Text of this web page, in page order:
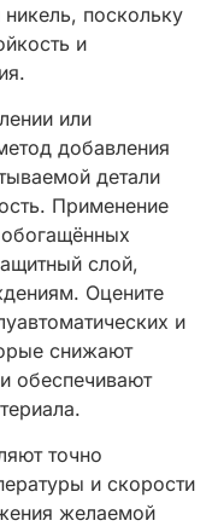
поскольку
и
или
добавления
детали
Применение
слой,
Оцените
и
снижают
обеспечивают
точно
и скорости
желаемой